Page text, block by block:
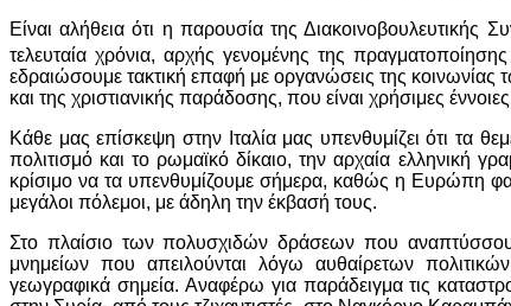
Είναι αλήθεια ότι η παρουσία της Διακοινοβουλευτικής
τελευταία χρόνια, αρχής γενομένης της
εδραιώσουμε τακτική επαφή με οργανώσεις της κοινωνίας
και της χριστιανικής παράδοσης, που είναι χρήσιμες
Κάθε μας επίσκεψη στην Ιταλία μας υπενθυμίζει ότι τα
πολιτισμό και το ρωμαϊκό δίκαιο, την αρχαία ελληνική
κρίσιμο να τα υπενθυμίζουμε σήμερα, καθώς η Ευρώπη
μεγάλοι πόλεμοι, με άδηλη την έκβασή τους.
Στο πλαίσιο των πολυσχιδών δράσεων που
μνημείων που απειλούνται λόγω αυθαίρετων
γεωγραφικά σημεία. Αναφέρω για παράδειγμα τις